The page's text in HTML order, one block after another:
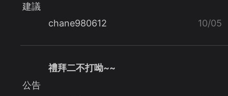
建議
chane980612 10/05
公告
禮拜二不打呦~~